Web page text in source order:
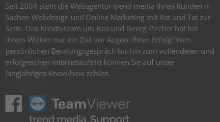
Seit 2004 steht die Webagentur trend media ihren Kunden in
Sachen Webdesign und Online Marketing mit Rat und Tat zur
Seite. Das Kreativteam um Bea und Georg Pircher hat bei
ihrem Wirken nur ein Ziel vor Augen: Ihren Erfolg! Vom
persönlichen Beratungsgespräch bis hin zum vollendeten und
erfolgreichen Internetauftritt können Sie auf unser
langjähriges Know-how zählen.